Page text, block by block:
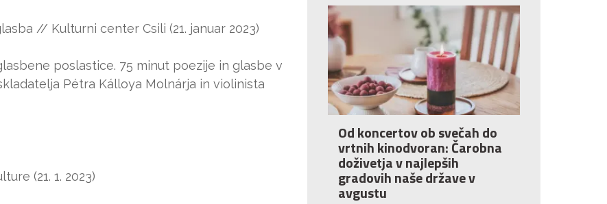
// Kulturni center Csili (21. januar 2023)
poslastice. 75 minut poezije in glasbe v
Pétra Kálloya Molnárja in violinista
(21. 1. 2023)
Od koncertov ob svečah do
vrtnih kinodvoran: Čarobna
doživetja v najlepših
gradovih naše države v
avgustu